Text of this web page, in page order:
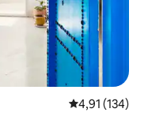
Gemiddelde
4,91 (134)